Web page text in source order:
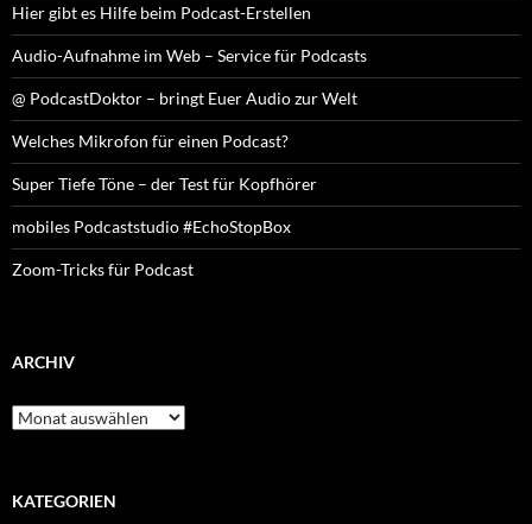
Hier gibt es Hilfe beim Podcast-Erstellen
Audio-Aufnahme im Web – Service für Podcasts
@ PodcastDoktor – bringt Euer Audio zur Welt
Welches Mikrofon für einen Podcast?
Super Tiefe Töne – der Test für Kopfhörer
mobiles Podcaststudio #EchoStopBox
Zoom-Tricks für Podcast
ARCHIV
Archiv
KATEGORIEN